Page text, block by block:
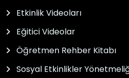
Etkinlik Videoları
Eğitici Videolar
Öğretmen Rehber Kitabı
Sosyal Etkinlikler